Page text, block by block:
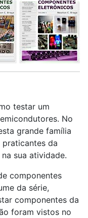
testar um
No
grande família
da
sua atividade.
componentes
da série,
componentes da
foram vistos no